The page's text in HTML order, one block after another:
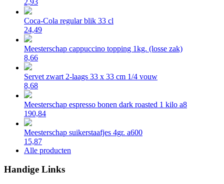
Coca-Cola regular blik 33 cl
24,49
Meesterschap cappuccino topping 1kg. (losse zak)
8,66
Servet zwart 2-laags 33 x 33 cm 1/4 vouw
8,68
Meesterschap espresso bonen dark roasted 1 kilo a8
190,84
Meesterschap suikerstaafjes 4gr. a600
15,87
Alle producten
Handige Links